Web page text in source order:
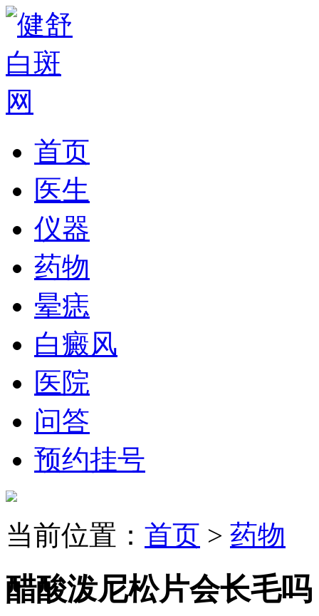
首页
医生
仪器
药物
晕痣
白癜风
医院
问答
预约挂号
当前位置： 首页 > 药物
醋酸泼尼松片会长毛吗